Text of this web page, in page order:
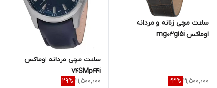
ساعت مچی زنانه و مردانه
اوماکس mg03g15i
21,500,000
23%
ساعت مچی مردانه اوماکس
74SMp44i
21,500,000
29%